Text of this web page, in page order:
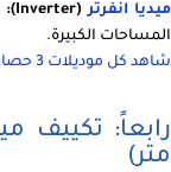
ميديا انفرتر(Inverter):
المساحات الكبيرة.
شاهد كل موديلات 3 حصان المتاح
متر)